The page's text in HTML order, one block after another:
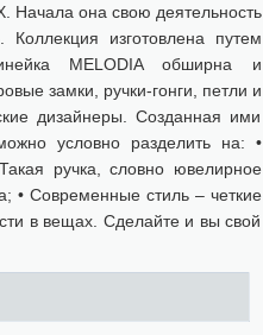
Начала она свою деятельность
изготовлена путем
MELODIA обширна и
замки, ручки-гонги, петли и
дизайнеры. Созданная ими
условно разделить на: •
ручка, словно ювелирное
• Современные стиль – четкие
в вещах. Сделайте и вы свой